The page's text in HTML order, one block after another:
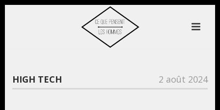
HIGH TECH 2 août 2024